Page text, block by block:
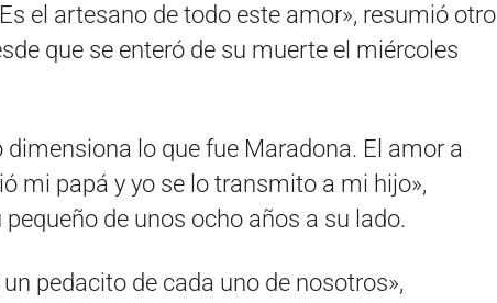
el artesano de todo este amor», resumió otro
que se enteró de su muerte el miércoles
dimensiona lo que fue Maradona. El amor a
mi papá y yo se lo transmito a mi hijo»,
de unos ocho años a su lado.
pedacito de cada uno de nosotros»,